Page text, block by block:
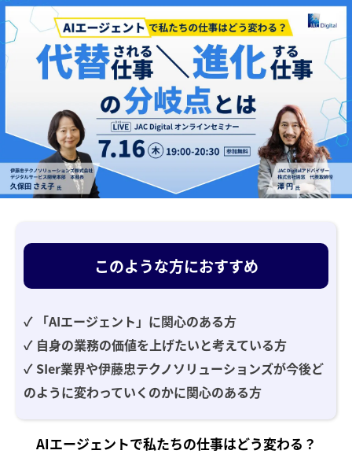
Skip
to
the
content
このような方におすすめ
✓ 「AIエージェント」に関心のある方
✓ 自身の業務の価値を上げたいと考えている方
✓ SIer業界や伊藤忠テクノソリューションズが今後ど
のように変わっていくのかに関心のある方
AIエージェントで私たちの仕事はどう変わる？